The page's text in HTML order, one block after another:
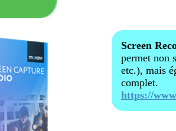
Screen
permet non
etc.), mais
complet.
https://